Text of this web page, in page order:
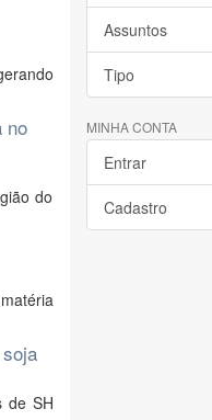
no
do
de SH
Assuntos
Tipo
MINHA CONTA
Entrar
Cadastro